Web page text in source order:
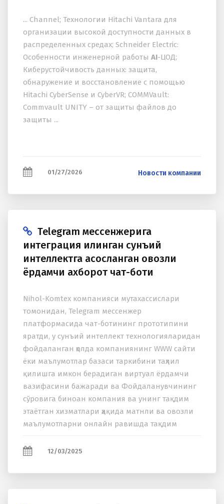
... Channel; Технологии Hitachi Vantara для
организации высокой доступности данных в
распределенных средах; Schneider Electric:
Особенности инженерной работы AI-ЦОД;
Киберустойчивость данных: защита,
обнаружение и восстановление с помощью
Hitachi CyberSense и CyberVR; COMMVault:
Commvault UNITY – от защиты файлов до
защиты ...
01/27/2026 Новости компании
Telegram мессенжерига
интеграция қилинган сунъий
интеллектга асосланган овозли
ёрдамчи аxборот чат-боти
Nihol-Komtex компанияси мутаxассислари
томонидан, Telegram мессенжер
платформасида чат-ботининг прототипини
яратди, у сунъий интеллект теxнологияларидан
фойдаланган ҳолда компаниянинг WWW сайти
ёки маълумотлар базаси таркибини таҳлил
қилишга имкон берадиган виртуал ёрдамчи
вазифасини бажаради ва Фойдаланувчининг
сўровига биноан компания ва унинг тақдим
этаётган xизматлари ҳақида матнли ва овозли
маълумотларни онлайн равишда тақдим
ассислари томонидан...
12/03/2025